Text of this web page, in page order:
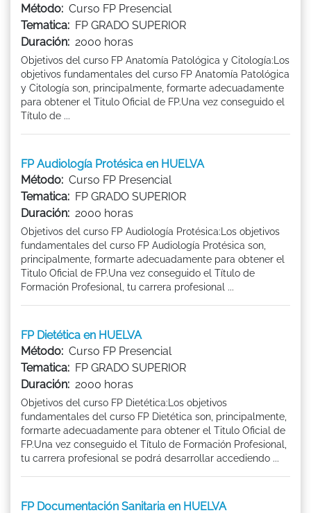
Método: Curso FP Presencial
Tematica: FP GRADO SUPERIOR
Duración: 2000 horas
Objetivos del curso FP Anatomía Patológica y Citología:Los
objetivos fundamentales del curso FP Anatomía Patológica
y Citología son, principalmente, formarte adecuadamente
para obtener el Titulo Oficial de FP.Una vez conseguido el
Título de ...
FP Audiología Protésica en HUELVA
Método: Curso FP Presencial
Tematica: FP GRADO SUPERIOR
Duración: 2000 horas
Objetivos del curso FP Audiología Protésica:Los objetivos
fundamentales del curso FP Audiología Protésica son,
principalmente, formarte adecuadamente para obtener el
Titulo Oficial de FP.Una vez conseguido el Título de
Formación Profesional, tu carrera profesional ...
FP Dietética en HUELVA
Método: Curso FP Presencial
Tematica: FP GRADO SUPERIOR
Duración: 2000 horas
Objetivos del curso FP Dietética:Los objetivos
fundamentales del curso FP Dietética son, principalmente,
formarte adecuadamente para obtener el Titulo Oficial de
FP.Una vez conseguido el Título de Formación Profesional,
tu carrera profesional se podrá desarrollar accediendo ...
FP Documentación Sanitaria en HUELVA